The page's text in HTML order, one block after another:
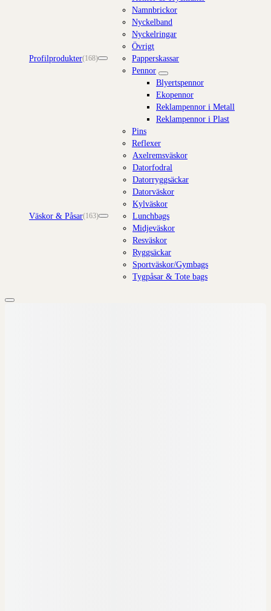
Profilprodukter(168)
Namnbrickor
Nyckelband
Nyckelringar
Övrigt
Papperskassar
Pennor
Blyertspennor
Ekopennor
Reklampennor i Metall
Reklampennor i Plast
Pins
Reflexer
Väskor & Påsar(163)
Axelremsväskor
Datorfodral
Datorryggsäckar
Datorväskor
Kylväskor
Lunchbags
Midjeväskor
Resväskor
Ryggsäckar
Sportväskor/Gymbags
Tygpåsar & Tote bags